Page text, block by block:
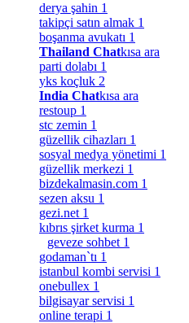
derya şahin 1
takipçi satın almak 1
boşanma avukatı 1
Thailand Chatkısa ara
parti dolabı 1
yks koçluk 2
India Chatkısa ara
restoup 1
stc zemin 1
güzellik cihazları 1
sosyal medya yönetimi 1
güzellik merkezi 1
bizdekalmasin.com 1
sezen aksu 1
gezi.net 1
kıbrıs şirket kurma 1
geveze sohbet 1
godaman`tı 1
istanbul kombi servisi 1
onebullex 1
bilgisayar servisi 1
online terapi 1